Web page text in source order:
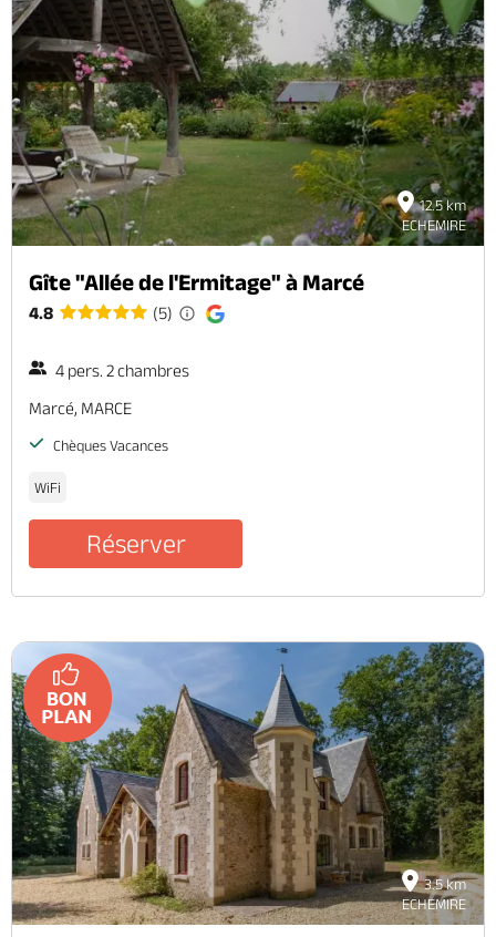
12.5 km
ECHEMIRE
Gîte "Allée de l'Ermitage" à Marcé
4.8 (5)
4 pers. 2 chambres
Marcé, MARCE
Chèques Vacances
WiFi
Réserver
3.5 km
ECHEMIRE